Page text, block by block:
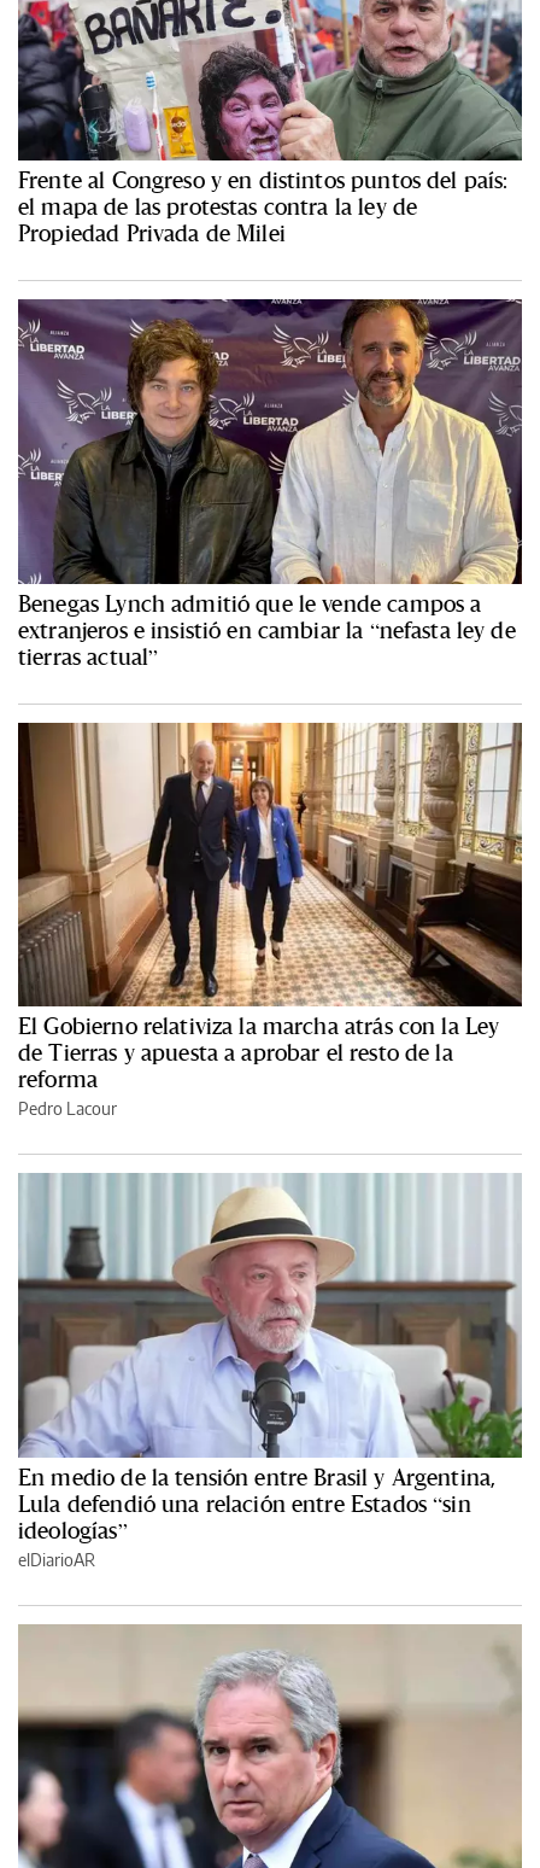
Frente al Congreso y en distintos puntos del país:
el mapa de las protestas contra la ley de
Propiedad Privada de Milei
Benegas Lynch admitió que le vende campos a
extranjeros e insistió en cambiar la “nefasta ley de
tierras actual”
El Gobierno relativiza la marcha atrás con la Ley
de Tierras y apuesta a aprobar el resto de la
reforma
Pedro Lacour
En medio de la tensión entre Brasil y Argentina,
Lula defendió una relación entre Estados “sin
ideologías”
elDiarioAR